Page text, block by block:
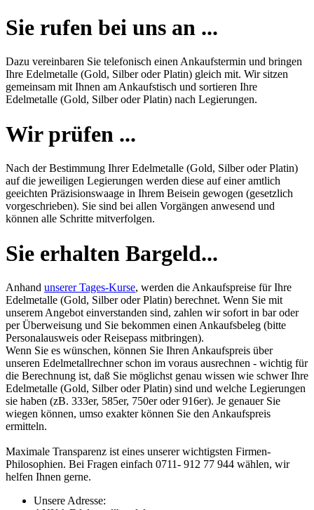
Sie rufen bei uns an ...
Dazu vereinbaren Sie telefonisch einen Ankaufstermin und bringen
Ihre Edelmetalle (Gold, Silber oder Platin) gleich mit. Wir sitzen
gemeinsam mit Ihnen am Ankaufstisch und sortieren Ihre
Edelmetalle (Gold, Silber oder Platin) nach Legierungen.
Wir prüfen ...
Nach der Bestimmung Ihrer Edelmetalle (Gold, Silber oder Platin)
auf die jeweiligen Legierungen werden diese auf einer amtlich
geeichten Präzisionswaage in Ihrem Beisein gewogen (gesetzlich
vorgeschrieben). Sie sind bei allen Vorgängen anwesend und
können alle Schritte mitverfolgen.
Sie erhalten Bargeld...
Anhand unserer Tages-Kurse, werden die Ankaufspreise für Ihre
Edelmetalle (Gold, Silber oder Platin) berechnet. Wenn Sie mit
unserem Angebot einverstanden sind, zahlen wir sofort in bar oder
per Überweisung und Sie bekommen einen Ankaufsbeleg (bitte
Personalausweis oder Reisepass mitbringen).
Wenn Sie es wünschen, können Sie Ihren Ankaufspreis über
unseren Edelmetallrechnerschon im voraus ausrechnen - wichtig für
die Berechnung ist, daß Sie möglichst genau wissen wie schwer Ihre
Edelmetalle (Gold, Silber oder Platin) sind und welche Legierungen
sie haben (zB. 333er, 585er, 750er oder 916er). Je genauer Sie
wiegen können, umso exakter können Sie den Ankaufspreis
ermitteln.
Maximale Transparenz ist eines unserer wichtigsten Firmen-
Philosophien. Bei Fragen einfach 0711- 912 77 944 wählen, wir
helfen Ihnen gerne.
Unsere Adresse: